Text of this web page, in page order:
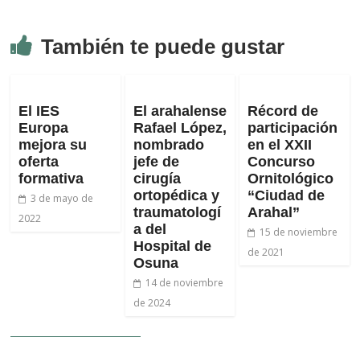
También te puede gustar
El IES
Europa
mejora su
oferta
formativa
3 de mayo de
2022
El arahalense
Rafael López,
nombrado
jefe de
cirugía
ortopédica y
traumatologí
a del
Hospital de
Osuna
14 de noviembre
de 2024
Récord de
participación
en el XXII
Concurso
Ornitológico
“Ciudad de
Arahal”
15 de noviembre
de 2021